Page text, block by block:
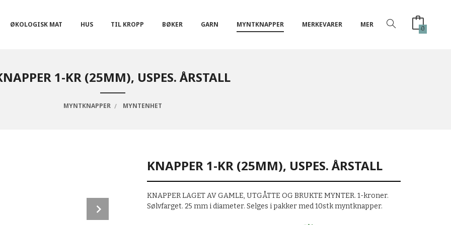
ØKOLOGISK MAT HUS TIL KROPP BØKER GARN MYNTKNAPPER MERKEVARER MER 0
1-KR (25MM), USPES. ÅRSTALL
MYNTKNAPPER MYNTENHET
KNAPPER 1-KR (25MM), USPES. ÅRSTALL
KNAPPER LAGET AV GAMLE, UTGÅTTE OG BRUKTE MYNTER. 1-kroner.
Sølvfarget. 25 mm i diameter. Selges i pakker med 10stk myntknapper.